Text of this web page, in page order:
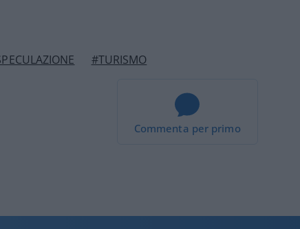
#TURISMO
Commenta per primo